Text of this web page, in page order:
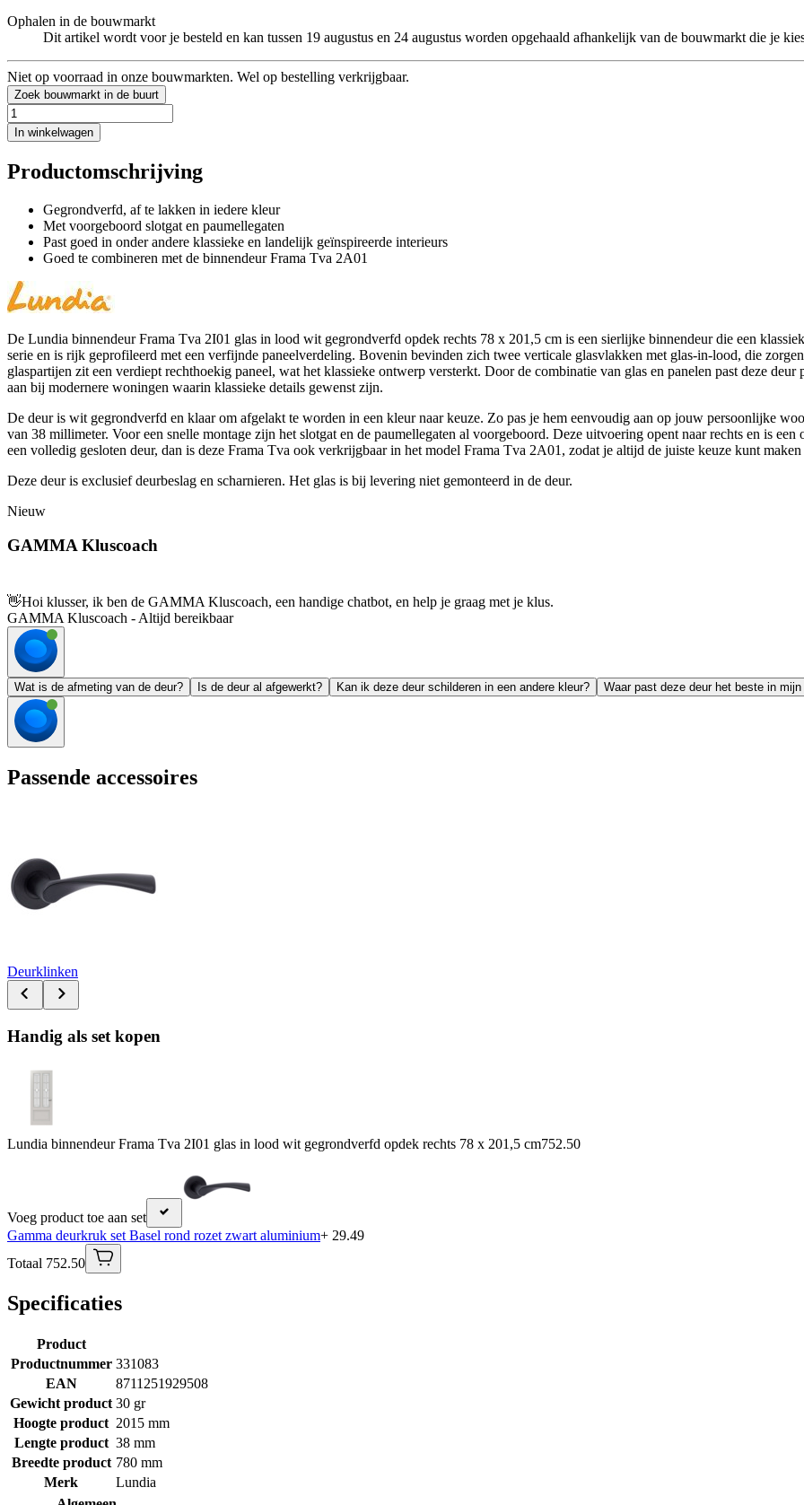
Ophalen in de bouwmarkt
Dit artikel wordt voor je besteld en kan tussen 19 augustus en 24 augustus worden opgehaald afhankelijk van de bouwmarkt die je
Niet op voorraad in onze bouwmarkten. Wel op bestelling verkrijgbaar.
Zoek bouwmarkt in de buurt
In winkelwagen
Productomschrijving
Gegrondverfd, af te lakken in iedere kleur
Met voorgeboord slotgat en paumellegaten
Past goed in onder andere klassieke en landelijk geïnspireerde interieurs
Goed te combineren met de binnendeur Frama Tva 2A01
De Lundia binnendeur Frama Tva 2I01 glas in lood wit gegrondverfd opdek rechts 78 x 201,5 cm is een sierlijke binnendeur die een
serie en is rijk geprofileerd met een verfijnde paneelverdeling. Bovenin bevinden zich twee verticale glasvlakken met glas-in-lood, die
glaspartijen zit een verdiept rechthoekig paneel, wat het klassieke ontwerp versterkt. Door de combinatie van glas en panelen past deze
aan bij modernere woningen waarin klassieke details gewenst zijn.
De deur is wit gegrondverfd en klaar om afgelakt te worden in een kleur naar keuze. Zo pas je hem eenvoudig aan op jouw persoonlijke
van 38 millimeter. Voor een snelle montage zijn het slotgat en de paumellegaten al voorgeboord. Deze uitvoering opent naar rechts en is
een volledig gesloten deur, dan is deze Frama Tva ook verkrijgbaar in het model Frama Tva 2A01, zodat je altijd de juiste keuze kunt
Deze deur is exclusief deurbeslag en scharnieren. Het glas is bij levering niet gemonteerd in de deur.
Nieuw
GAMMA Kluscoach
👋Hoi klusser, ik ben de GAMMA Kluscoach, een handige chatbot, en help je graag met je klus.
GAMMA Kluscoach - Altijd bereikbaar
Wat is de afmeting van de deur? Is de deur al afgewerkt? Kan ik deze deur schilderen in een andere kleur? Waar past deze deur het beste in mijn
Passende accessoires
Deurklinken
Handig als set kopen
Lundia binnendeur Frama Tva 2I01 glas in lood wit gegrondverfd opdek rechts 78 x 201,5 cm752.50
Voeg product toe aan set
Gamma deurkruk set Basel rond rozet zwart aluminium+ 29.49
Totaal 752.50
Specificaties
Product
Productnummer 331083
EAN
8711251929508
Gewicht product 30 gr
Hoogte product 2015 mm
Lengte product 38 mm
Breedte product 780 mm
Merk
Lundia